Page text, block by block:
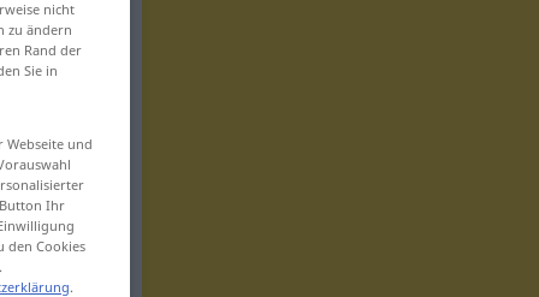
nicht
zu ändern
Rand der
Sie in
und
Ihr
den Cookies
.